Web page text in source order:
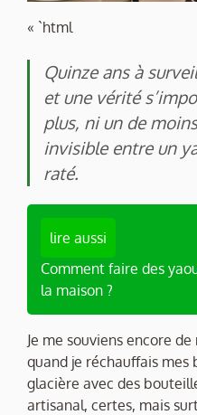
« `html
Quinze ans à
et une vérité
plus, ni un de
invisible entre un
raté.
lire aussi
Comment faire des
la maison ?
Je me souviens encore
quand je réchauffais mes
glacière avec des
artisanal, certes, mais